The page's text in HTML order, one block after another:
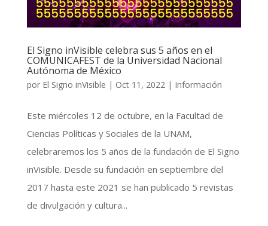
El Signo inVisible celebra sus 5 años en el
COMUNICAFEST de la Universidad Nacional
Autónoma de México
por El Signo inVisible | Oct 11, 2022| Información
Este miércoles 12 de octubre, en la Facultad de
Ciencias Políticas y Sociales de la UNAM,
celebraremos los 5 años de la fundación de El Signo
inVisible. Desde su fundación en septiembre del
2017 hasta este 2021 se han publicado 5 revistas
de divulgación y cultura...